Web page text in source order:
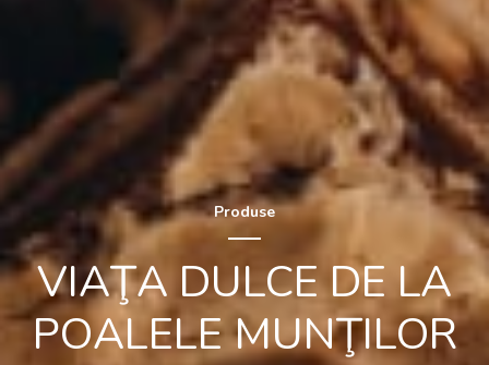
Produse
VIAŢA DULCE DE LA
POALELE MUNŢILOR